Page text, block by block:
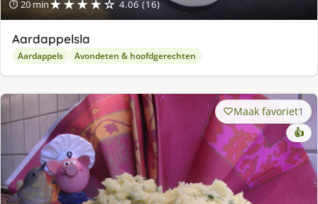
⏱ 20 min★★★★☆ 4.06 (16)
Aardappelsla
Aardappels Avondeten & hoofdgerechten
Maak favoriet1
👍